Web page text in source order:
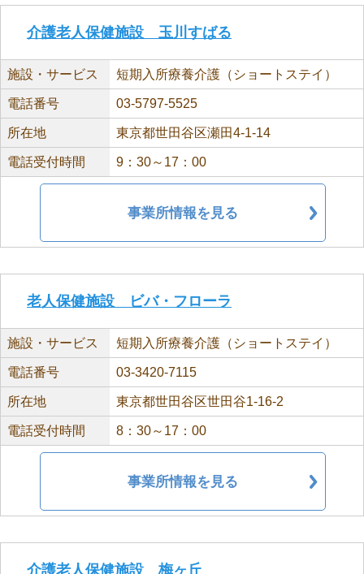
介護老人保健施設 玉川すばる
施設・サービス 短期入所療養介護（ショートステイ）
電話番号 03-5797-5525
所在地 東京都世田谷区瀬田4-1-14
電話受付時間 9：30～17：00
事業所情報を見る
老人保健施設 ビバ・フローラ
施設・サービス 短期入所療養介護（ショートステイ）
電話番号 03-3420-7115
所在地 東京都世田谷区世田谷1-16-2
電話受付時間 8：30～17：00
事業所情報を見る
介護老人保健施設 梅ヶ丘